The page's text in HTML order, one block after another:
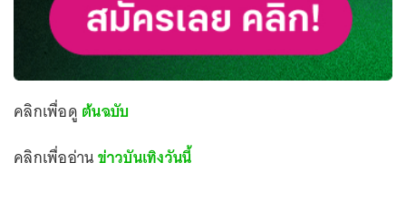
คลิกเพื่อดู ต้นฉบับ
คลิกเพื่ออ่านข่าวบันเทิงวันนี้